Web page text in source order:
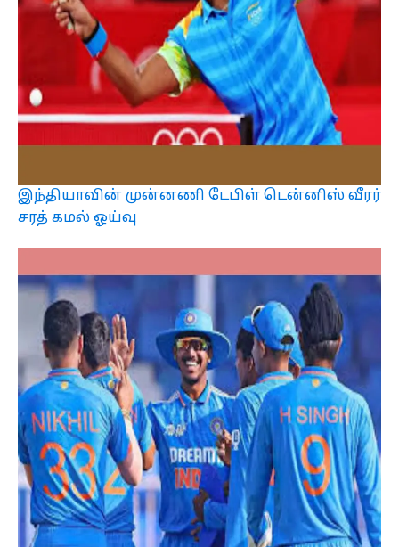
இந்தியாவின் முன்னணி டேபிள் டென்னிஸ் வீரர்
சரத் கமல் ஓய்வு